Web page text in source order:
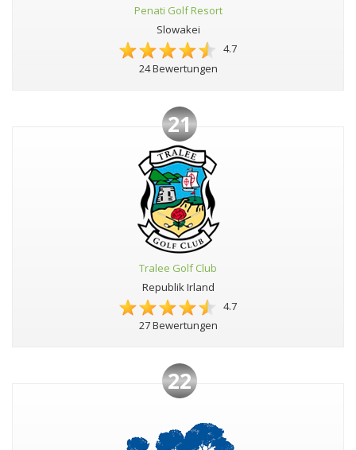
Penati Golf Resort
Slowakei
4.7
24 Bewertungen
21
Tralee Golf Club
Republik Irland
4.7
27 Bewertungen
22